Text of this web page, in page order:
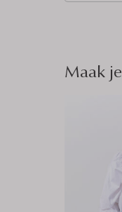
Maak je